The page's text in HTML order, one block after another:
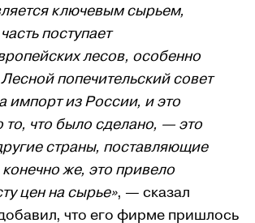
ключевым сырьем,
поступает
лесов, особенно
попечительский совет
импорт из России, и это
то, что было сделано, — это
страны, поставляющие
же, это привело
цен на сырье», — сказал
что его фирме пришлось